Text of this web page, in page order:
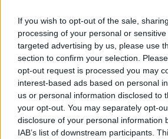
If you wish to opt-out of the sale,
processing of your personal or
targeted advertising by us, please use
section to confirm your selection.
opt-out request is processed you may
interest-based ads based on personal
us or personal information disclosed to
your opt-out. You may separately opt-
disclosure of your personal information
IAB’s list of downstream participants.